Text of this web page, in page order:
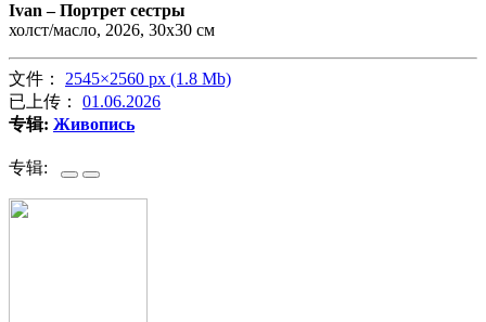
Ivan –Портрет сестры
холст/масло, 2026, 30х30 см
文件： 2545×2560 px (1.8 Mb)
已上传： 01.06.2026
专辑: Живопись
专辑: